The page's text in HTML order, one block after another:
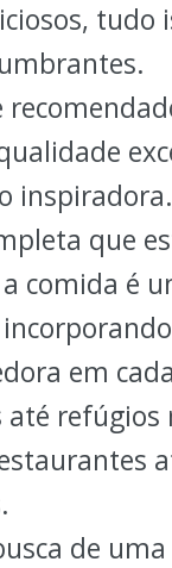
que
comida é
em
refúgios
de